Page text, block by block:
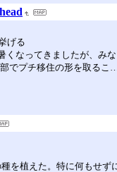
げる
なってきましたが、み
でプチ移住の形を取るこ
を植えた。特に何もせ